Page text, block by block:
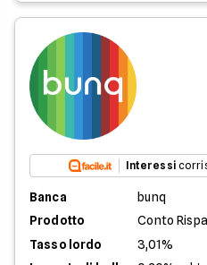
Interessi
Banca
bunq
Prodotto
Conto
Tasso lordo
3,01%